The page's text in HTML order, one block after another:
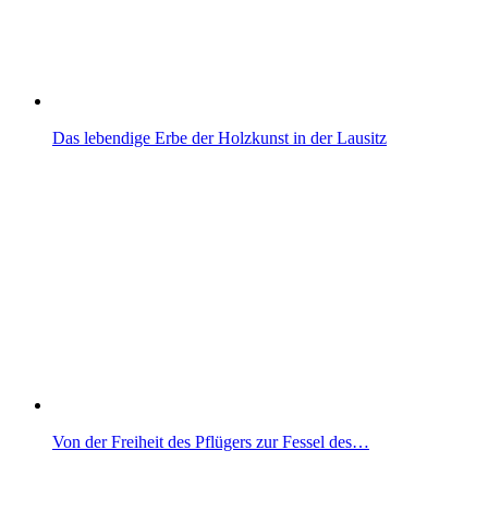
Das lebendige Erbe der Holzkunst in der Lausitz
Von der Freiheit des Pflügers zur Fessel des…